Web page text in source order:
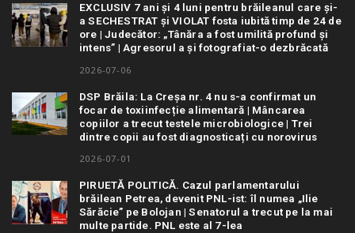
EXCLUSIV 7 ani și 4 luni pentru brăileanul care și-
a SECHESTRAT și VIOLAT fosta iubită timp de 24 de
ore | Judecător: „Tânăra a fost umilită profund și
intens” | Agresorul a și fotografiat-o dezbrăcată
2026-07-06
DSP Brăila: La Creșa nr. 4 nu s-a confirmat un
focar de toxiinfecție alimentară | Mâncarea
copiilor a trecut testele microbiologice | Trei
dintre copii au fost diagnosticați cu norovirus
2026-07-01
PIRUETĂ POLITICĂ. Cazul parlamentarului
brăilean Petrea, devenit PNL-ist: îl numea „Ilie
Sărăcie” pe Bolojan | Senatorul a trecut pe la mai
multe partide. PNL este al 7-lea